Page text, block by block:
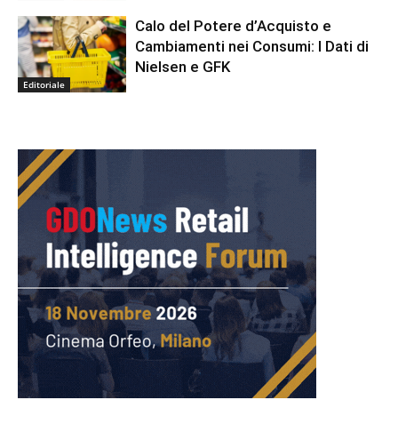
Editoriale
Calo del Potere d’Acquisto e
Cambiamenti nei Consumi: I Dati di
Nielsen e GFK